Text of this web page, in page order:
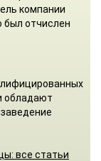
компании
был отчислен
обладают
все статьи